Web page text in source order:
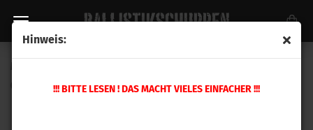
Hinweis:
!!! BITTE LESEN ! DAS MACHT VIELES EINFACHER !!!
Magpul MOE® AK+ Griff - AK47/AK74 FDE
MAG537-FDE)